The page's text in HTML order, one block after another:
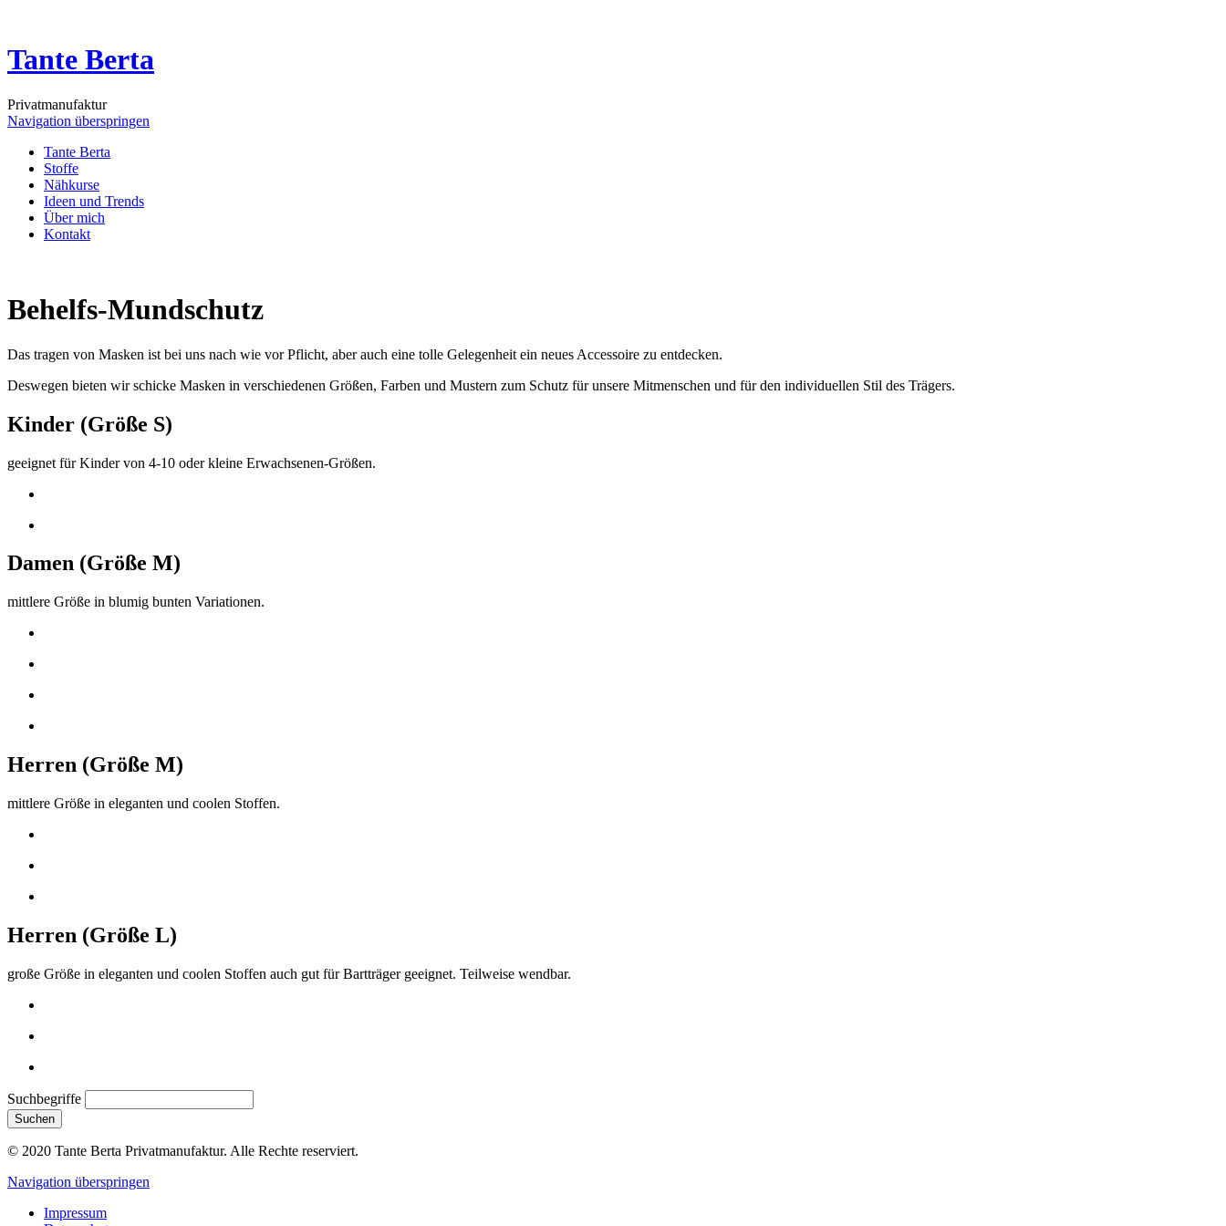
Tante Berta
Privatmanufaktur
Navigation überspringen
Tante Berta
Stoffe
Nähkurse
Ideen und Trends
Über mich
Kontakt
Behelfs-Mundschutz
Das tragen von Masken ist bei uns nach wie vor Pflicht, aber auch eine tolle Gelegenheit ein neues Accessoire zu entdecken.
Deswegen bieten wir schicke Masken in verschiedenen Größen, Farben und Mustern zum Schutz für unsere Mitmenschen und für den individuellen Stil des Trägers.
Kinder (Größe S)
geeignet für Kinder von 4-10 oder kleine Erwachsenen-Größen.
Damen (Größe M)
mittlere Größe in blumig bunten Variationen.
Herren (Größe M)
mittlere Größe in eleganten und coolen Stoffen.
Herren (Größe L)
große Größe in eleganten und coolen Stoffen auch gut für Bartträger geeignet. Teilweise wendbar.
Suchbegriffe
Suchen
© 2020 Tante Berta Privatmanufaktur. Alle Rechte reserviert.
Navigation überspringen
Impressum